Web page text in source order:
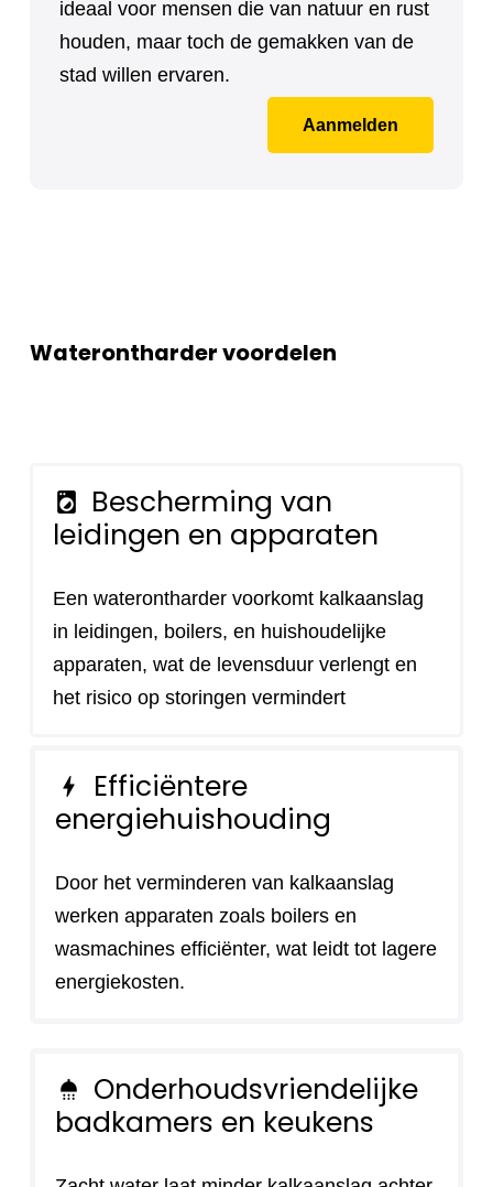
ideaal voor mensen die van natuur en rust
houden, maar toch de gemakken van de
stad willen ervaren.
Aanmelden
Waterontharder voordelen
local_laundry_service
Bescherming van
leidingen en apparaten
Een waterontharder voorkomt kalkaanslag
in leidingen, boilers, en huishoudelijke
apparaten, wat de levensduur verlengt en
het risico op storingen vermindert
bolt
Efficiëntere
energiehuishouding
Door het verminderen van kalkaanslag
werken apparaten zoals boilers en
wasmachines efficiënter, wat leidt tot lagere
energiekosten.
shower
Onderhoudsvriendelijke
badkamers en keukens